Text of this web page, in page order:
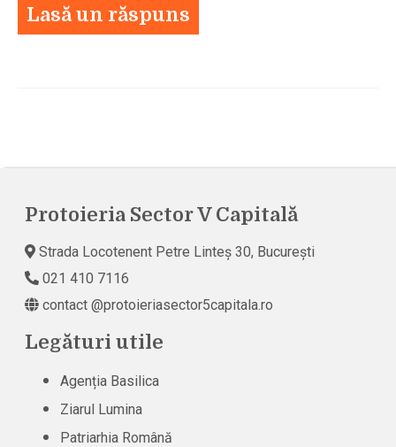
Lasă un răspuns
Protoieria Sector V Capitală
Strada Locotenent Petre Linteș 30, București
021 410 7116
contact @protoieriasector5capitala.ro
Legături utile
Agenția Basilica
Ziarul Lumina
Patriarhia Română